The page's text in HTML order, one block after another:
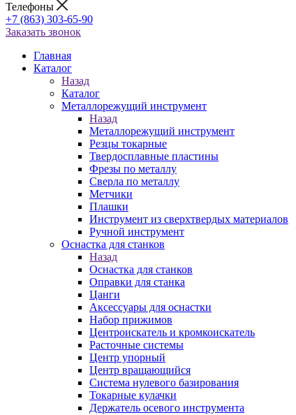
Телефоны
+7 (863) 303-65-90
Заказать звонок
Главная
Каталог
Назад
Каталог
Металлорежущий инструмент
Назад
Металлорежущий инструмент
Резцы токарные
Твердосплавные пластины
Фрезы по металлу
Сверла по металлу
Метчики
Плашки
Инструмент из сверхтвердых материалов
Ручной инструмент
Оснастка для станков
Назад
Оснастка для станков
Оправки для станка
Цанги
Аксессуары для оснастки
Набор прижимов
Центроискатель и кромкоискатель
Расточные системы
Центр упорный
Центр вращающийся
Система нулевого базирования
Токарные кулачки
Держатель осевого инструмента